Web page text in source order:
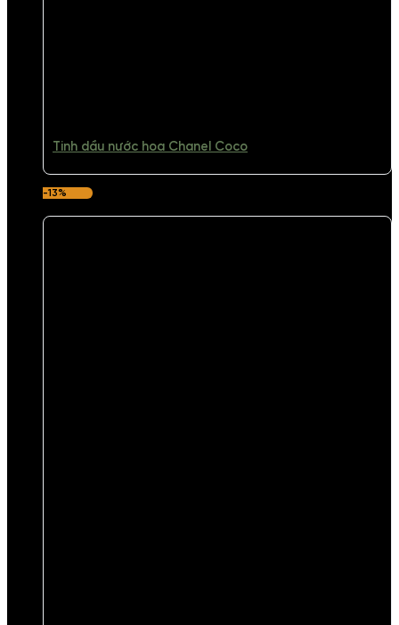
Tinh dầu nước hoa Chanel Coco
-13%